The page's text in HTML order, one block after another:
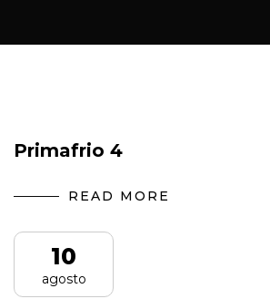
Primafrio 4
READ MORE
10
agosto